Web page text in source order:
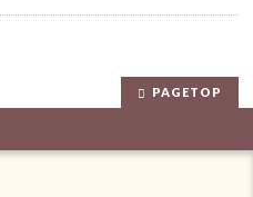
PAGETOP